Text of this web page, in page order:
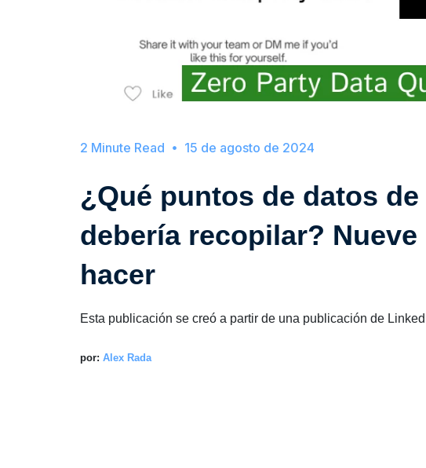
15 de agosto de 2024
¿Qué puntos de datos
debería recopilar?
hacer
Esta publicación se creó a partir de una publicación de
por: Alex Rada